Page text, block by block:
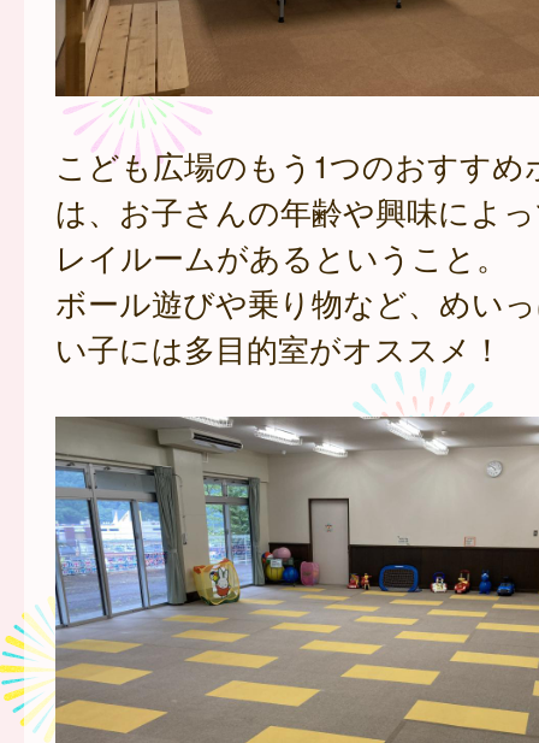
こども広場のもう1つのおすすめ
は、お子さんの年齢や興味によ
レイルームがあるということ。
ボール遊びや乗り物など、めい
い子には多目的室がオススメ！